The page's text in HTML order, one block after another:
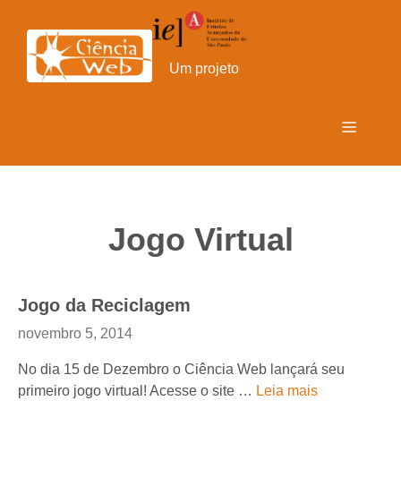
para
conteúdo
Um projeto
Menu
Jogo Virtual
Jogo da Reciclagem
novembro 5, 2014
No dia 15 de Dezembro o Ciência Web lançará seu
primeiro jogo virtual! Acesse o site … Leia mais